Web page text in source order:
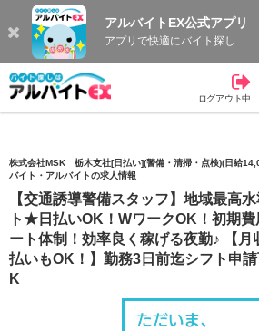
アルバイトEX公式アプリ
アプリで快適にバイト探し
ログアウト中
検索
株式会社MSK 栃木支社[日払い](警備・清掃・点検)(日給
バイト・アルバイトの求人情報
【交通誘導警備スタッフ】地域最高
ト★日払いOK！WワークOK！初期
ート体制！効率良く稼げる夜勤♪ 【月
払いもOK！】勤務3日前迄シフト申
K